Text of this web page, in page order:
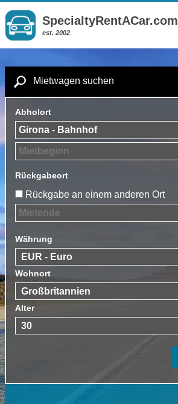
SpecialtyRentACar.com
est. 2002
Mietwagen suchen
Abholort
Rückgabeort
Rückgabe an einem anderen Ort
Währung
Wohnort
Alter